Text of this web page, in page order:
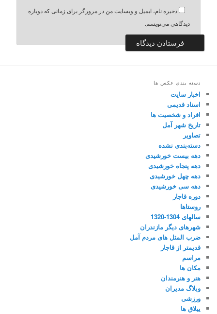
ذخیره نام، ایمیل و وبسایت من در مرورگر برای زمانی که دوباره
دیدگاهی می‌نویسم.
دسته بندی عکس ها
اخبار سایت
اسناد قدیمی
افراد و شخصیت ها
تاریخ شهر آمل
تصاویر
دسته‌بندی نشده
دهه بیست خورشیدی
دهه پنجاه خورشیدی
دهه چهل خورشیدی
دهه سی خورشیدی
دوره قاجار
روستاها
سالهای 1304-1320
شهرهای دیگر مازندران
ضرب المثل های مردم آمل
قدیمتر از قاجار
مراسم
مکان ها
هنر و هنرمندان
وبلاگ مدیران
ورزشی
ییلاق ها